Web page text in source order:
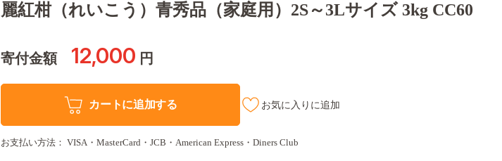
麗紅柑（れいこう）青秀品（家庭用）2S～3Lサイズ 3kg CC60
寄付金額 12,000 円
カートに追加する お気に入りに追加
お支払い方法： VISA・MasterCard・JCB・American Express・Diners Club